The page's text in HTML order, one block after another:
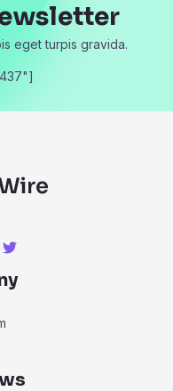
eget turpis gravida.